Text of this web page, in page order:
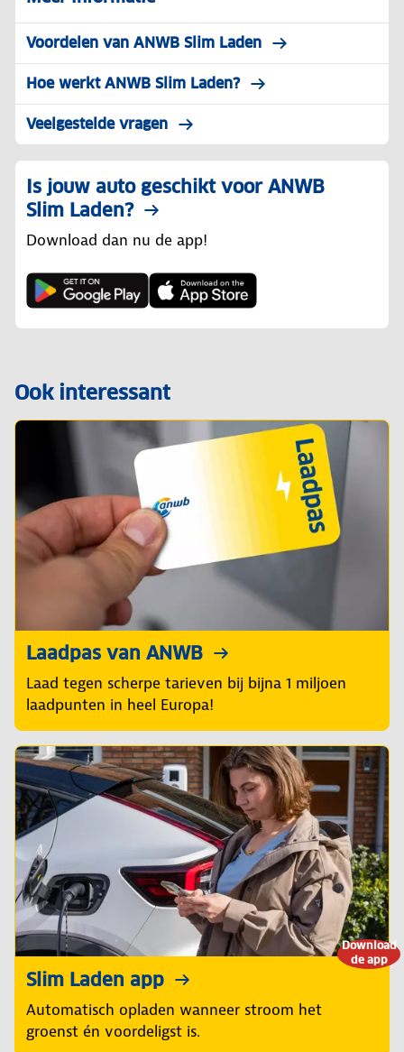
Voordelen van ANWB Slim Laden
Hoe werkt ANWB Slim Laden?
Veelgestelde vragen
Is jouw auto geschikt voor ANWB
Slim Laden?
Download dan nu de app!
Ook interessant
Laadpas van ANWB
Laad tegen scherpe tarieven bij bijna 1 miljoen
laadpunten in heel Europa!
Download
de app
Slim Laden app
Automatisch opladen wanneer stroom het
groenst én voordeligst is.